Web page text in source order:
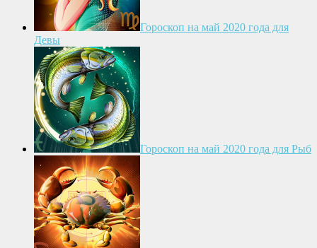
Гороскоп на май 2020 года для
Девы
Гороскоп на май 2020 года для Рыб